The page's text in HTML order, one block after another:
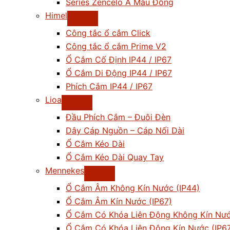
Series Zencelo A Màu Đồng
Himel
Công tắc ổ cắm Click
Công tắc ổ cắm Prime V2
Ổ Cắm Cố Định IP44 / IP67
Ổ Cắm Di Động IP44 / IP67
Phích Cắm IP44 / IP67
Lioa
Đầu Phích Cắm – Đuôi Đèn
Dây Cáp Nguồn – Cáp Nối Dài
Ổ Cắm Kéo Dài
Ổ Cắm Kéo Dài Quay Tay
Mennekes
Ổ Cắm Âm Không Kín Nước (IP44)
Ổ Cắm Âm Kín Nước (IP67)
Ổ Cắm Có Khóa Liên Động Không Kín